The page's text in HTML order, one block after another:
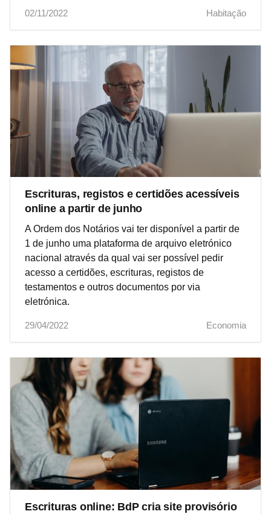
02/11/2022 Habitação
Escrituras, registos e certidões acessíveis
online a partir de junho
A Ordem dos Notários vai ter disponível a partir de
1 de junho uma plataforma de arquivo eletrónico
nacional através da qual vai ser possível pedir
acesso a certidões, escrituras, registos de
testamentos e outros documentos por via
eletrónica.
29/04/2022 Economia
Escrituras online: BdP cria site provisório